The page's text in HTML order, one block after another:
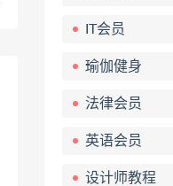
IT会员
瑜伽健身
法律会员
英语会员
设计师教程